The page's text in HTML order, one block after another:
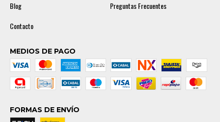
Blog
Preguntas Frecuentes
Contacto
MEDIOS DE PAGO
FORMAS DE ENVÍO